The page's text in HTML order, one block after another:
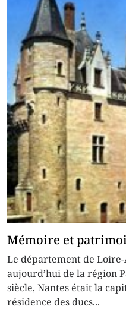
Mémoire et
Le département de
aujourd’hui de la région
siècle, Nantes était la
résidence des ducs...